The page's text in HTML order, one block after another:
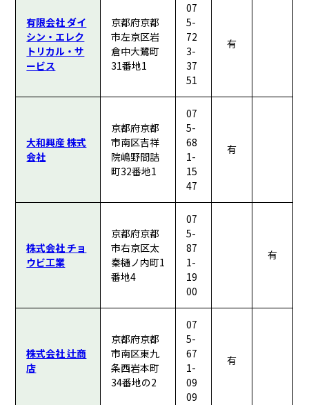
有限会社 ダイ
シン・エレク
トリカル・サ
ービス
京都府京都
市左京区岩
倉中大鷺町
31番地1
07
5-
72
3-
37
51
有
大和興産 株式
会社
京都府京都
市南区吉祥
院嶋野間詰
町32番地1
07
5-
68
1-
15
47
有
株式会社 チョ
ウビ工業
京都府京都
市右京区太
秦樋ノ内町1
番地4
07
5-
87
1-
19
00
有
株式会社 辻商
店
京都府京都
市南区東九
条西岩本町
34番地の2
07
5-
67
1-
09
09
有